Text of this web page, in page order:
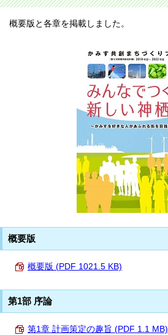
概要版と各章を掲載しました。
概要版
概要版 (PDF 1021.5 KB)
第1部 序論
第1章 計画策定の趣旨 (PDF 1.1 MB)